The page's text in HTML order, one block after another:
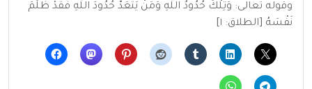
وقوله تعالى: وَتِلْكَ حُدُودُ اللَّهِ وَمَنْ يَتَعَدَّ حُدُودَ اللَّهِ فَقَدْ ظَلَمَ
نَفْسَهُ [الطلاق: ١]